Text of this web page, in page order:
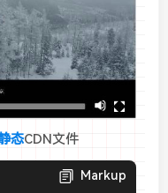
态CDN文件
Markup